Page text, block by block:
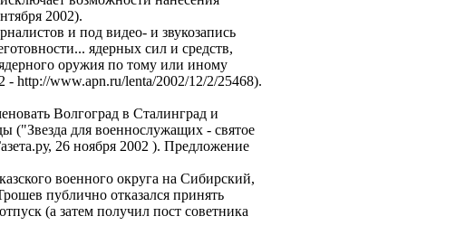
2002).
и под видео- и звукозапись
ядерных сил и средств,
оружия по тому или иному
http://www.apn.ru/lenta/2002/12/2/25468).
Волгоград в Сталинград и
("Звезда для военнослужащих - святое
26 ноября 2002 ). Предложение
военного округа на Сибирский,
публично отказался принять
(а затем получил пост советника